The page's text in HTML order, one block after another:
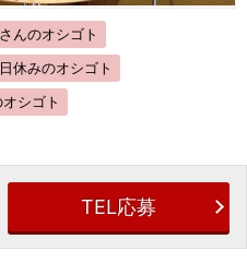
んのオシゴト
休みのオシゴト
シゴト
TEL応募